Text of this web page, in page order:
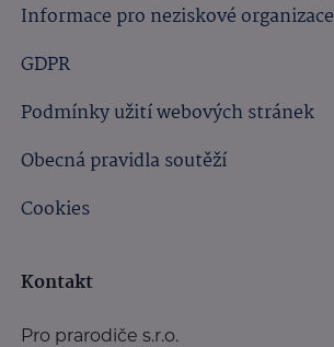
Informace pro neziskové organizace
GDPR
Podmínky užití webových stránek
Obecná pravidla soutěží
Cookies
Kontakt
Pro prarodiče s.r.o.